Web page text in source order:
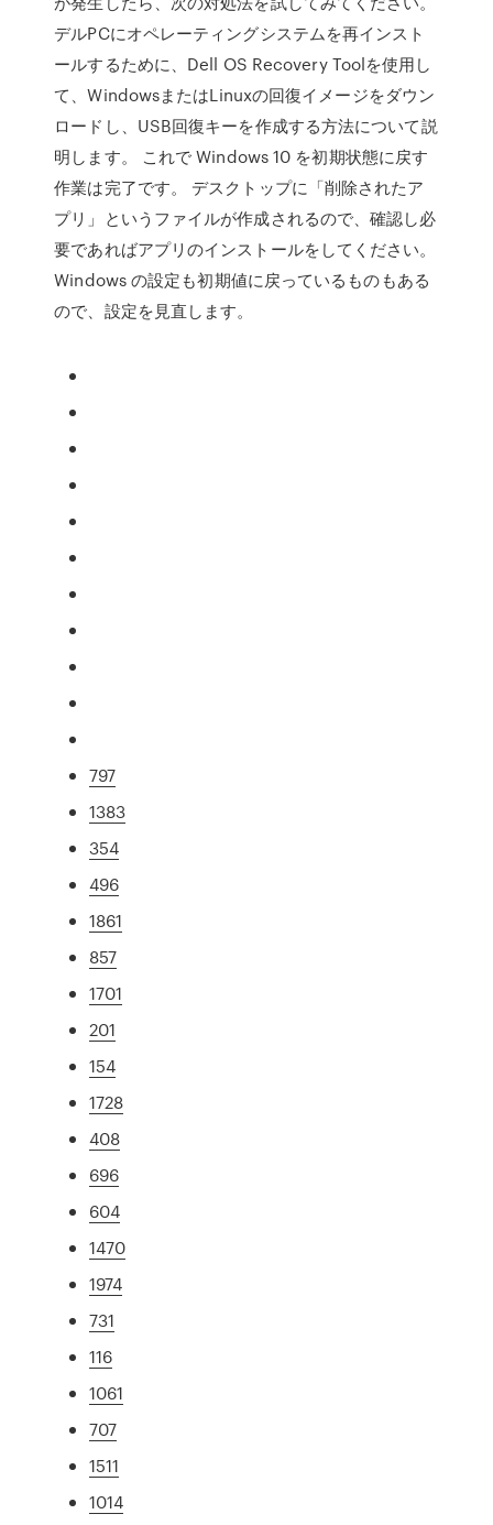
デルPCにオペレーティングシステムを再インスト
ールするために、Dell OS Recovery Toolを使用し
て、WindowsまたはLinuxの回復イメージをダウン
ロードし、USB回復キーを作成する方法について説
明します。 これで Windows 10 を初期状態に戻す
作業は完了です。 デスクトップに「削除されたア
プリ」というファイルが作成されるので、確認し必
要であればアプリのインストールをしてください。
Windows の設定も初期値に戻っているものもある
ので、設定を見直します。
797
1383
354
496
1861
857
1701
201
154
1728
408
696
604
1470
1974
731
116
1061
707
1511
1014